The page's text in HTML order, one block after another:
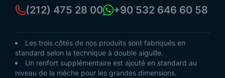
(212) 475 28 00 +90 532 646 60 58
Les trois côtés de nos produits sont fabriqués en
standard selon la technique à double aiguille.
Un renfort supplémentaire est ajouté en standard au
niveau de la mèche pour les grandes dimensions.